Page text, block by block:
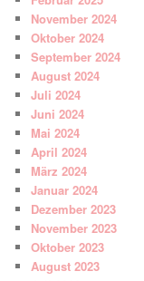
November 2024
Oktober 2024
September 2024
August 2024
Juli 2024
Juni 2024
Mai 2024
April 2024
März 2024
Januar 2024
Dezember 2023
November 2023
Oktober 2023
August 2023